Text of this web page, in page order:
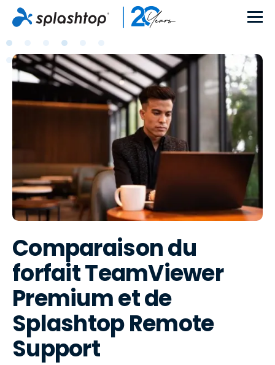
Comparaison du
forfait TeamViewer
Premium et de
Splashtop Remote
Support